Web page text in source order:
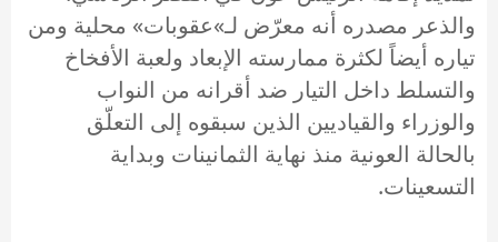
والذعر مصدره أنه معرّض لـ»عقوبات» محلية ومن
تياره أيضاً لكثرة ممارسته الإبعاد ولعبة الأفخاخ
والتسلط داخل التيار ضد أقرانه من النواب
والوزراء والقياديين الذين سبقوه إلى التعلّق
بالحالة العونية منذ نهاية الثمانينات وبداية
التسعينات.